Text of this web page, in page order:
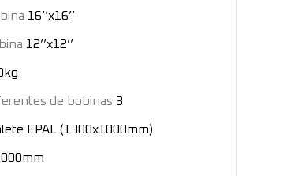
16’’x16’’
12’’x12’’
de bobinas 3
EPAL (1300x1000mm)